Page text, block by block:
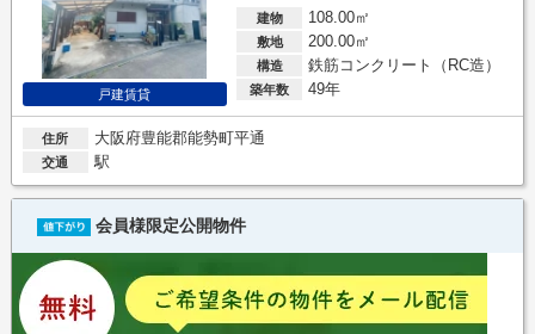
戸建賃貸
建物 108.00㎡
敷地 200.00㎡
構造 鉄筋コンクリート（RC造）
築年数 49年
住所 大阪府豊能郡能勢町平通
交通 駅
会員様限定公開物件